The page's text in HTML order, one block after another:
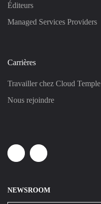
Éditeurs
Managed Services Providers
Carrières
Travailler chez Cloud Temple
Nous rejoindre
LinkedinYoutube
NEWSROOM